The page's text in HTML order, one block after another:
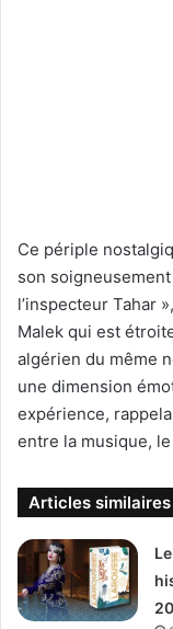
Ce périple
son
l’inspecteur Tahar
Malek qui est
algérien du même
une dimension
expérience,
entre la musique,
Articles similaires